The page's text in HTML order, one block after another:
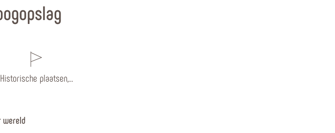
Historische plaatsen,…
wereld